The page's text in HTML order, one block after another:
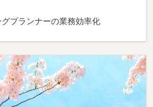
プランナーの業務効率化